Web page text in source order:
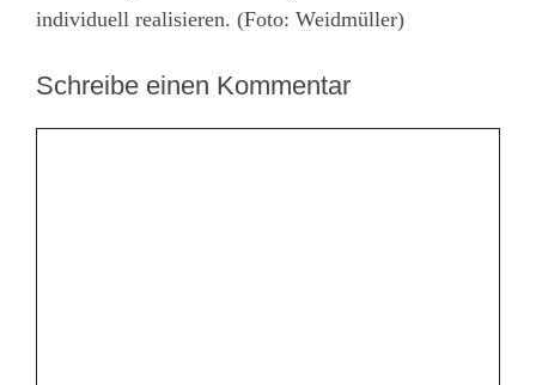
individuell realisieren. (Foto: Weidmüller)
Schreibe einen Kommentar